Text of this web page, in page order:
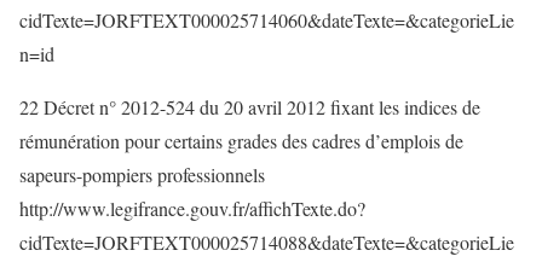
cidTexte=JORFTEXT000025714060&dateTexte=&categorieLie
n=id
22 Décret n° 2012-524 du 20 avril 2012 fixant les indices de
rémunération pour certains grades des cadres d’emplois de
sapeurs-pompiers professionnels
http://www.legifrance.gouv.fr/affichTexte.do?
cidTexte=JORFTEXT000025714088&dateTexte=&categorieLie